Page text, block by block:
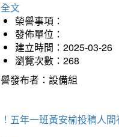
文
榮譽事項：
發佈單位：
建立時間：2025-03-26
瀏覽次數：268
發布者：設備組
五年一班黃安榆投稿人